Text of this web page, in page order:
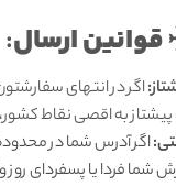
قوانين ارسال:
اگر در انتهای
به اقصی نقاط کشور،
اگر آدرس شما در
فردا یا پسفردای روز واريزى